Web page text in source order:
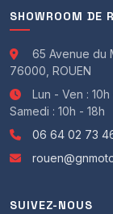
n'hésitez pas à
SHOWROOM DE
65 Avenue du
76000, ROUEN
Lun - Ven : 10h
Samedi : 10h - 18h
06 64 02 73
SUIVEZ-NOUS